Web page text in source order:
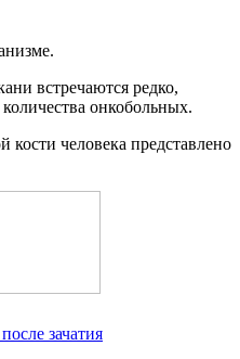
встречаются редко,
онкобольных.
кости человека представлено
зачатия